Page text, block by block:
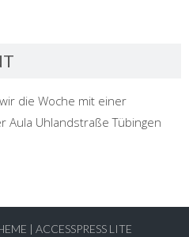
die Woche mit einer
Aula Uhlandstraße Tübingen
| ACCESSPRESS LITE